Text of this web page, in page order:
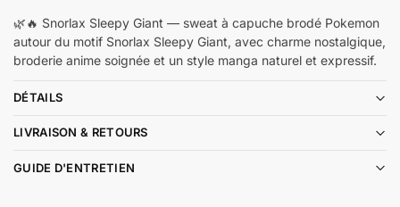
🌿🔥 Snorlax Sleepy Giant — sweat à capuche brodé Pokemon
autour du motif Snorlax Sleepy Giant, avec charme nostalgique,
broderie anime soignée et un style manga naturel et expressif.
DÉTAILS
LIVRAISON & RETOURS
GUIDE D'ENTRETIEN